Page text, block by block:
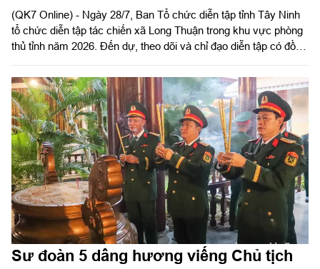
(QK7 Online) - Ngày 28/7, Ban Tổ chức diễn tập tỉnh Tây Ninh
tổ chức diễn tập tác chiến xã Long Thuận trong khu vực phòng
thủ tỉnh năm 2026. Đến dự, theo dõi và chỉ đạo diễn tập có đồng
ban tổ chức diễn tập tỉnh; Đại tá Trần Đình Hưng, Phó Chỉ huy
trưởng, Tham mưu trưởng Bộ CHQS tỉnh, Ủy viên Ban Chỉ đạo
diễn tập tỉnh, Phó Trưởng ban thường trực Ban tổ chức diễn tập
tỉnh; Đại tá Phạm Ngọc Thạch, Phó Chỉ huy trưởng Bộ CHQS
tỉnh.
Sư đoàn 5 dâng hương viếng Chủ tịch